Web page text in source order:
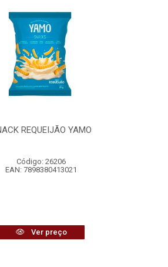
REQUEIJÃO YAMO
Código: 26206
EAN: 7898380413021
Ver preço